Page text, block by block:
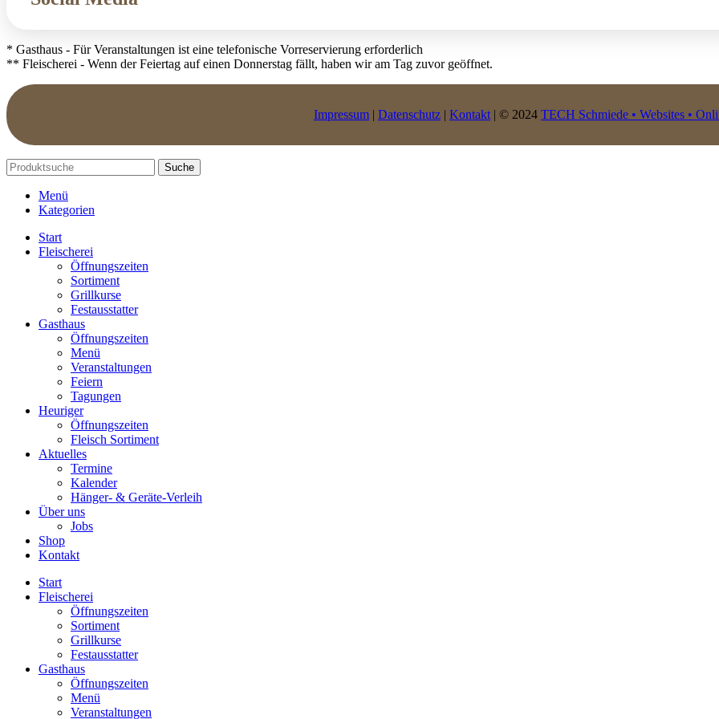
* Gasthaus - Für Veranstaltungen ist eine telefonische Vorreservierung erforderlich
** Fleischerei - Wenn der Feiertag auf einen Donnerstag fällt, haben wir am Tag zuvor geöffnet.
Impressum | Datenschutz | Kontakt | © 2024 TECH Schmiede • Websites •
Suche
Menü
Kategorien
Start
Fleischerei
Öffnungszeiten
Sortiment
Grillkurse
Festausstatter
Gasthaus
Öffnungszeiten
Menü
Veranstaltungen
Feiern
Tagungen
Heuriger
Öffnungszeiten
Fleisch Sortiment
Aktuelles
Termine
Kalender
Hänger- & Geräte-Verleih
Über uns
Jobs
Shop
Kontakt
Start
Fleischerei
Öffnungszeiten
Sortiment
Grillkurse
Festausstatter
Gasthaus
Öffnungszeiten
Menü
Veranstaltungen